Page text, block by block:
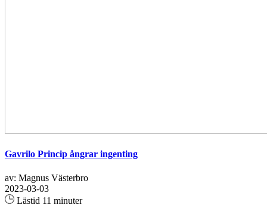
Gavrilo Princip ångrar ingenting
av: Magnus Västerbro
2023-03-03
Lästid 11 minuter